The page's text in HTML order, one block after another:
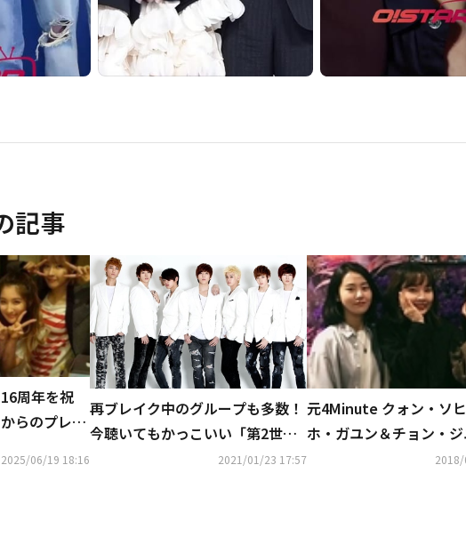
記事
周年を祝
らのプレゼ
2025/06/19 18:16
再ブレイク中のグループも多数！
今聴いてもかっこいい「第2世代
＆2.5世代アイドル」とは2021/01/23 17:57
元4Minute クォン・ソ
ホ・ガユン＆チョン・
会ショットが話題“変わ